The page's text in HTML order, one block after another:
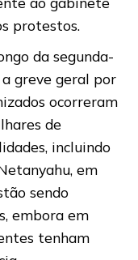
protestos.
da segunda-
greve geral por
ocorreram
de
incluindo
em
sendo
embora em
tenham